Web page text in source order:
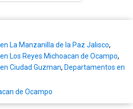
La Manzanilla de la Paz Jalisco,
Los Reyes Michoacan de Ocampo,
Ciudad Guzman, Departamentos en
de Ocampo